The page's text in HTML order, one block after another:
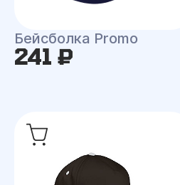
Бейсболка Promo
241 ₽